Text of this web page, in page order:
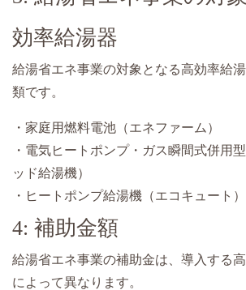
効率給湯器
給湯省エネ事業の対象となる高効率給
類です。
・家庭用燃料電池（エネファーム）
・電気ヒートポンプ・ガス瞬間式併用
ッド給湯機）
・ヒートポンプ給湯機（エコキュート）
4: 補助金額
給湯省エネ事業の補助金は、導入する
によって異なります。